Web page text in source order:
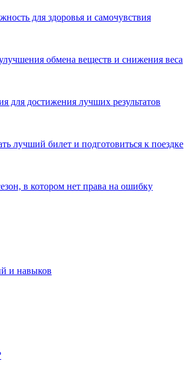
для здоровья и самочувствия
обмена веществ и снижения веса
для достижения лучших результатов
лучший билет и подготовиться к поездке
в котором нет права на ошибку
и навыков